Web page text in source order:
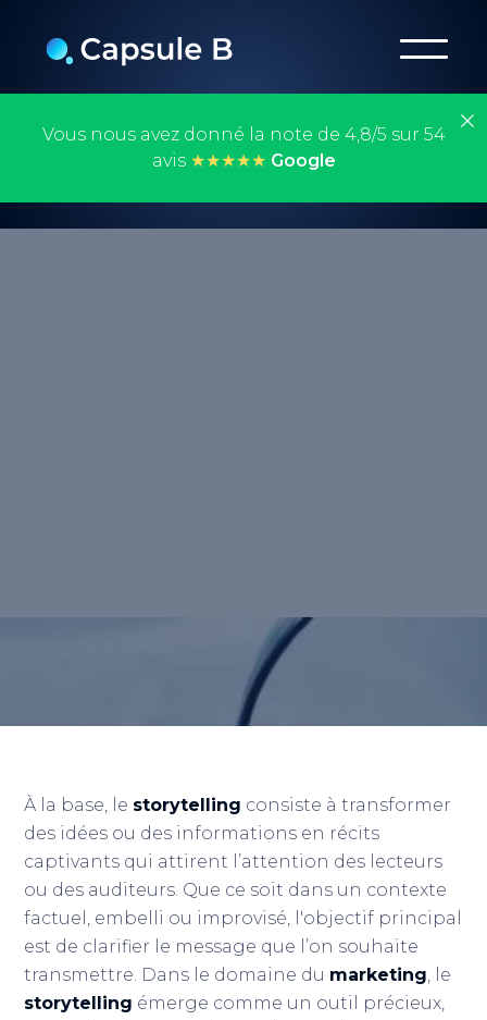
Vous nous avez donné la note de 4,8/5 sur 54
avis ★★★★★ Google
À la base, le storytelling consiste à transformer
des idées ou des informations en récits
captivants qui attirent l’attention des lecteurs
ou des auditeurs. Que ce soit dans un contexte
factuel, embelli ou improvisé, l'objectif principal
est de clarifier le message que l’on souhaite
transmettre. Dans le domaine du marketing, le
storytelling émerge comme un outil précieux,